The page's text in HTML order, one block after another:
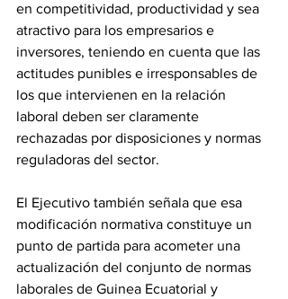
en competitividad, productividad y sea
atractivo para los empresarios e
inversores, teniendo en cuenta que las
actitudes punibles e irresponsables de
los que intervienen en la relación
laboral deben ser claramente
rechazadas por disposiciones y normas
reguladoras del sector.
‎El Ejecutivo también señala que esa
modificación normativa constituye un
punto de partida para acometer una
actualización del conjunto de normas
laborales de Guinea Ecuatorial y